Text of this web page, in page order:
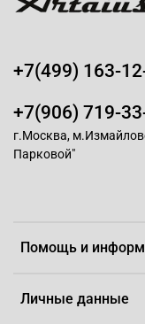
Помощь и
Личные данные
+7(499) 163-
+7(906) 719-
г.Москва,
Парковой"